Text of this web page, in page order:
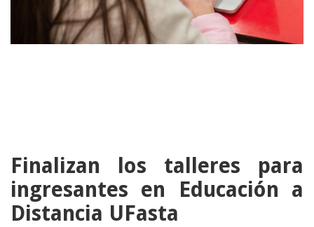
Finalizan los talleres para
ingresantes en Educación a
Distancia UFasta